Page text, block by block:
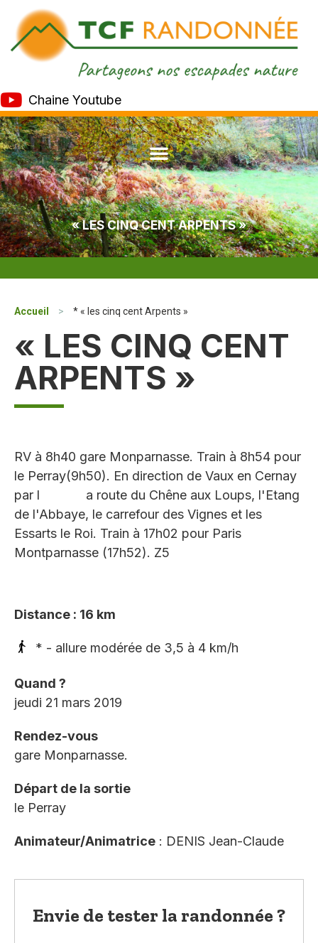
Chaine Youtube
« LES CINQ CENT ARPENTS »
Accueil > * « les cinq cent Arpents »
« LES CINQ CENT
ARPENTS »
RV à 8h40 gare Monparnasse. Train à 8h54 pour
le Perray(9h50). En direction de Vaux en Cernay
par l a route du Chêne aux Loups, l'Etang
de l'Abbaye, le carrefour des Vignes et les
Essarts le Roi. Train à 17h02 pour Paris
Montparnasse (17h52). Z5
Distance : 16 km
* - allure modérée de 3,5 à 4 km/h
Quand ?
jeudi 21 mars 2019
Rendez-vous
gare Monparnasse.
Départ de la sortie
le Perray
Animateur/Animatrice : DENIS Jean-Claude
Envie de tester la randonnée ?